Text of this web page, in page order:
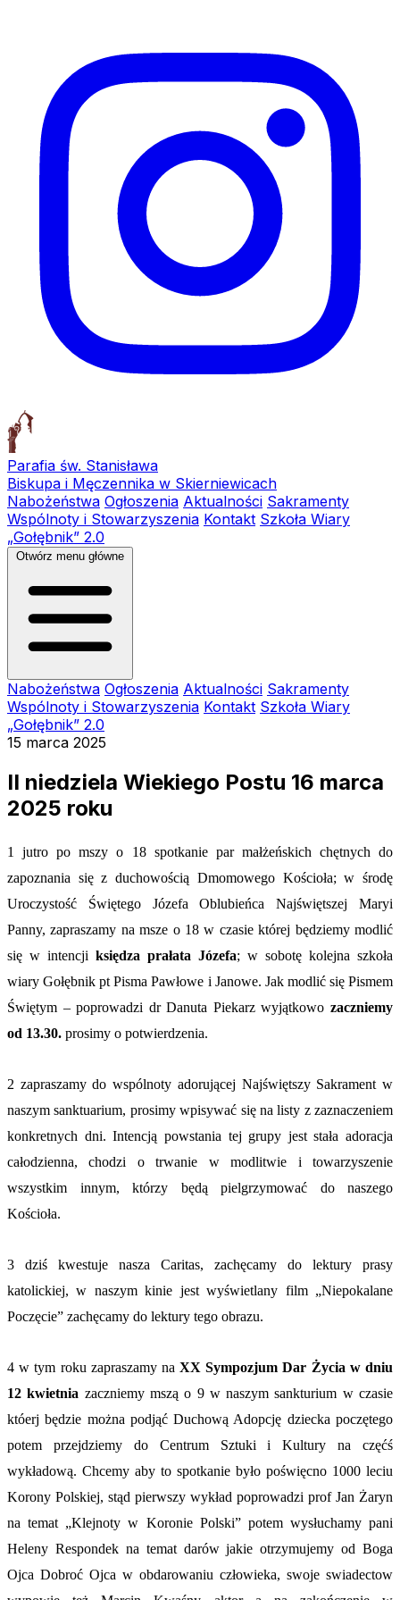
Parafia św. Stanisława
Biskupa i Męczennika w Skierniewicach
Nabożeństwa Ogłoszenia Aktualności Sakramenty
Wspólnoty i Stowarzyszenia Kontakt Szkoła Wiary
„Gołębnik” 2.0
Otwórz menu główne
Nabożeństwa Ogłoszenia Aktualności Sakramenty
Wspólnoty i Stowarzyszenia Kontakt Szkoła Wiary
„Gołębnik” 2.0
15 marca 2025
II niedziela Wiekiego Postu 16 marca
2025 roku
1 jutro po mszy o 18 spotkanie par małżeńskich chętnych do
zapoznania się z duchowością Dmomowego Kościoła; w środę
Uroczystość Świętego Józefa Oblubieńca Najświętszej Maryi
Panny, zapraszamy na msze o 18 w czasie której będziemy modlić
się w intencji księdza prałata Józefa; w sobotę kolejna szkoła
wiary Gołębnik pt Pisma Pawłowe i Janowe. Jak modlić się Pismem
Świętym – poprowadzi dr Danuta Piekarz wyjątkowo zaczniemy
od 13.30. prosimy o potwierdzenia.
2 zapraszamy do wspólnoty adorującej Najświętszy Sakrament w
naszym sanktuarium, prosimy wpisywać się na listy z zaznaczeniem
konkretnych dni. Intencją powstania tej grupy jest stała adoracja
całodzienna, chodzi o trwanie w modlitwie i towarzyszenie
wszystkim innym, którzy będą pielgrzymować do naszego
Kościoła.
3 dziś kwestuje nasza Caritas, zachęcamy do lektury prasy
katolickiej, w naszym kinie jest wyświetlany film „Niepokalane
Poczęcie” zachęcamy do lektury tego obrazu.
4 w tym roku zapraszamy na XX Sympozjum Dar Życia w dniu
12 kwietnia zaczniemy mszą o 9 w naszym sankturium w czasie
któerj będzie można podjąć Duchową Adopcję dziecka poczętego
potem przejdziemy do Centrum Sztuki i Kultury na częćś
wykładową. Chcemy aby to spotkanie było poświęcno 1000 leciu
Korony Polskiej, stąd pierwszy wykład poprowadzi prof Jan Żaryn
na temat „Klejnoty w Koronie Polski” potem wysłuchamy pani
Heleny Respondek na temat darów jakie otrzymujemy od Boga
Ojca Dobroć Ojca w obdarowaniu człowieka, swoje swiadectow